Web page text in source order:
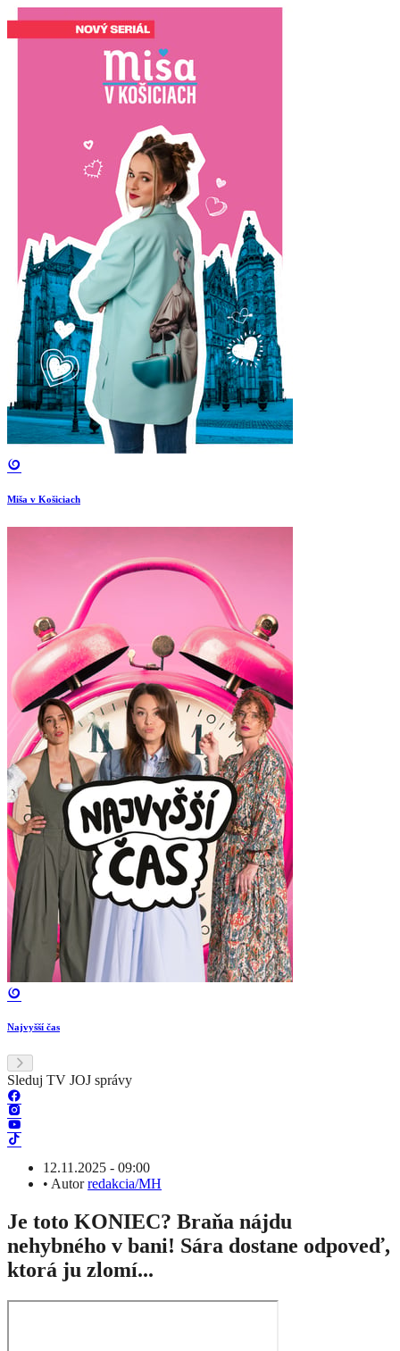
Miša v Košiciach
Najvyšší čas
Sleduj TV JOJ správy
12.11.2025 - 09:00
• Autorredakcia/MH
Je toto KONIEC? Braňa nájdu
nehybného v bani! Sára dostane odpoveď,
ktorá ju zlomí...